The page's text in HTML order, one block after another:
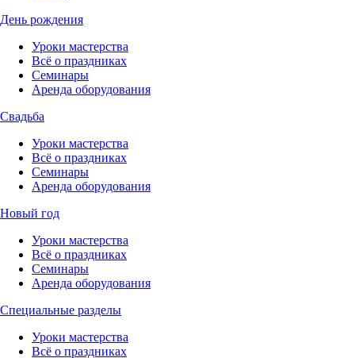
День рождения
Уроки мастерства
Всё о праздниках
Семинары
Аренда оборудования
Свадьба
Уроки мастерства
Всё о праздниках
Семинары
Аренда оборудования
Новый год
Уроки мастерства
Всё о праздниках
Семинары
Аренда оборудования
Специальные разделы
Уроки мастерства
Всё о праздниках